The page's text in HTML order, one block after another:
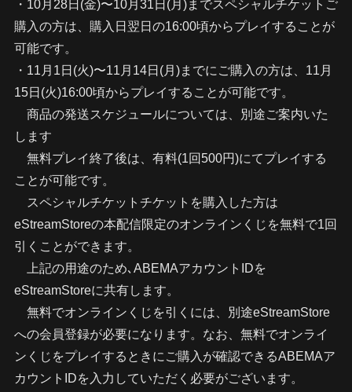
・10月28日(金)〜10月31日(月)までスペシャルチケットご
購入の方は、購入日翌日の16:00頃からプレイすることが
可能です。
・11月1日(火)〜11月14日(月)までにご購入の方は、11月
15日(火)16:00頃からプレイすることが可能です。
商品の発送スケジュールについては、別途ご案内いた
します
無料プレイ終了後は、有料(1回500円)にてプレイする
ことが可能です。
スペシャルチケットチケットを購入した方は
eStreamStoreの本配信限定のオンラインくじを無料で1回
引くことができます。
上記の用途のため､ABEMAアカウントIDを
eStreamStoreに共有します。
無料でオンラインくじを引くには、別途eStreamStore
への会員登録が必要になります。なお、無料でオンライ
ンくじをプレイするときにご購入が確認できるABEMAア
カウントIDを入力していただく必要がございます。